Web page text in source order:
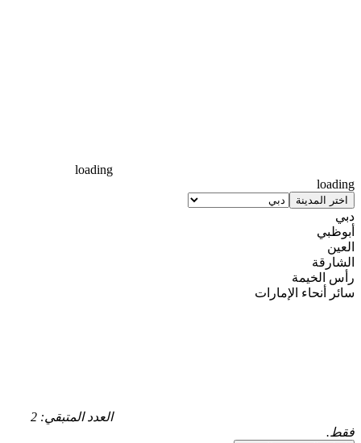
loading
loading
اختر المدينة
دبي
أبوظبي
العين
الشارقة
رأس الخيمة
سائر أنحاء الإمارات
العدد المتبقي: 2
فقط.